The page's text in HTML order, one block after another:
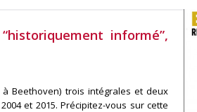
informé”,
Beethoven) trois intégrales et deux
et 2015. Précipitez-vous sur cette